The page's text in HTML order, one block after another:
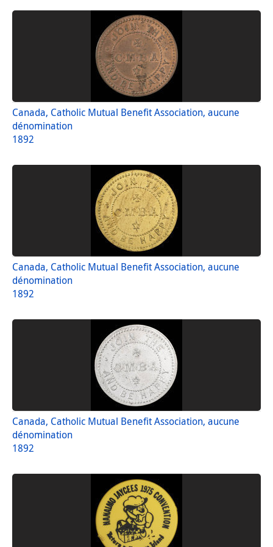
Canada, Catholic Mutual Benefit Association, aucune
dénomination
1892
Canada, Catholic Mutual Benefit Association, aucune
dénomination
1892
Canada, Catholic Mutual Benefit Association, aucune
dénomination
1892